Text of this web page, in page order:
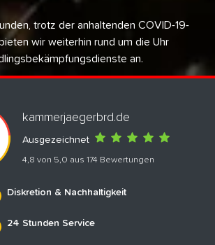
trotz der anhaltenden COVID-19-
wir weiterhin rund um die Uhr
an.
kammerjaegerbrd.de
Ausgezeichnet
4,8 von 5,0 aus 174 Bewertungen
Diskretion & Nachhaltigkeit
24 Stunden Service